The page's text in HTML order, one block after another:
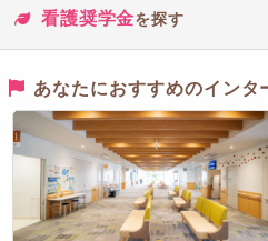
看護奨学金を探す
あなたにおすすめのインタ